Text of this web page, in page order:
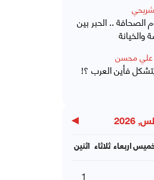
الصحافة .. الحبر بين
والخيانة
محسن
فأين العرب ؟!
▶
اثنين ثلاثاء اربعاء
1